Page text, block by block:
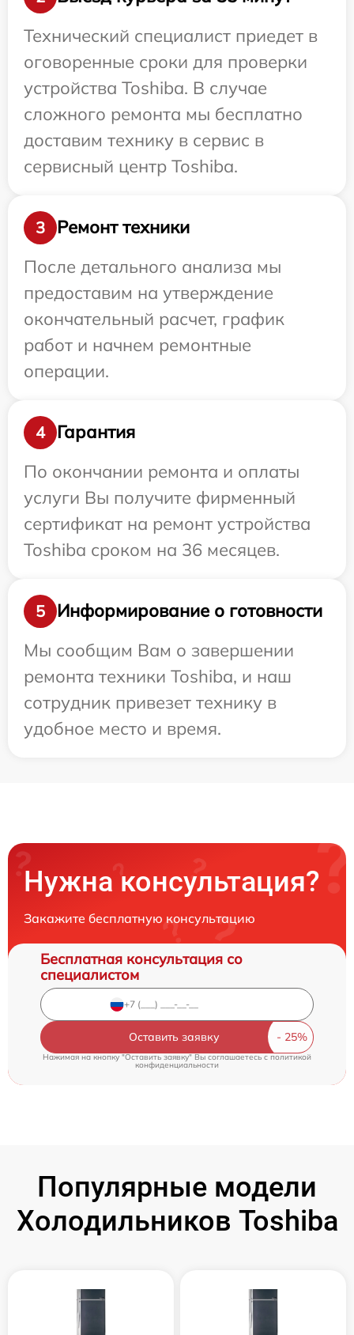
Технический специалист приедет в
оговоренные сроки для проверки
устройства Toshiba. В случае
сложного ремонта мы бесплатно
доставим технику в сервис в
сервисный центр Toshiba.
3
Ремонт техники
После детального анализа мы
предоставим на утверждение
окончательный расчет, график
работ и начнем ремонтные
операции.
4
Гарантия
По окончании ремонта и оплаты
услуги Вы получите фирменный
сертификат на ремонт устройства
Toshiba сроком на 36 месяцев.
5
Информирование о готовности
Мы сообщим Вам о завершении
ремонта техники Toshiba, и наш
сотрудник привезет технику в
удобное место и время.
Нужна консультация?
Закажите бесплатную консультацию
Бесплатная консультация со
специалистом
Оставить заявку
Нажимая на кнопку "Оставить заявку" Вы соглашаетесь cполитикой
конфиденциальности
Популярные модели
Холодильников Toshiba